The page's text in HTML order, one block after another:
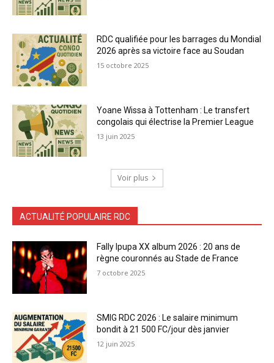
RDC qualifiée pour les barrages du Mondial
2026 après sa victoire face au Soudan
15 octobre 2025
Yoane Wissa à Tottenham : Le transfert
congolais qui électrise la Premier League
13 juin 2025
Voir plus
ACTUALITÉ POPULAIRE RDC
Fally Ipupa XX album 2026 : 20 ans de
règne couronnés au Stade de France
7 octobre 2025
SMIG RDC 2026 : Le salaire minimum
bondit à 21 500 FC/jour dès janvier
12 juin 2025